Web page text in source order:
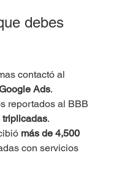
debes
contactó al
Ads.
reportados al BBB
triplicadas.
más de 4,500
con servicios